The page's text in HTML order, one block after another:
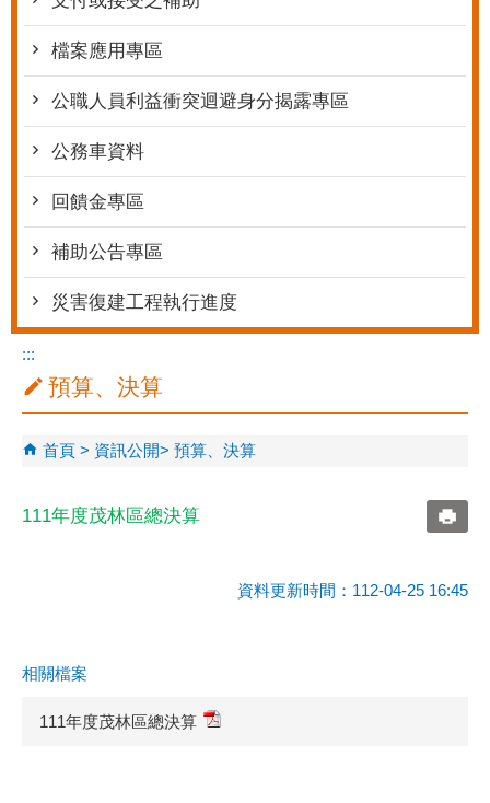
檔案應用專區
公職人員利益衝突迴避身分揭露專區
公務車資料
回饋金專區
補助公告專區
災害復建工程執行進度
:::
預算、決算
首頁 資訊公開 預算、決算
111年度茂林區總決算
資料更新時間：112-04-25 16:45
相關檔案
111年度茂林區總決算